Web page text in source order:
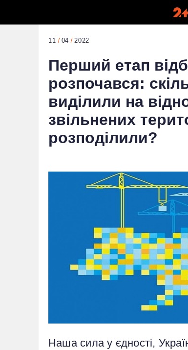
11 04 2022
Перший етап
розпочався:
виділили на
звільнених
розподілили?
Наша сила у єдності,